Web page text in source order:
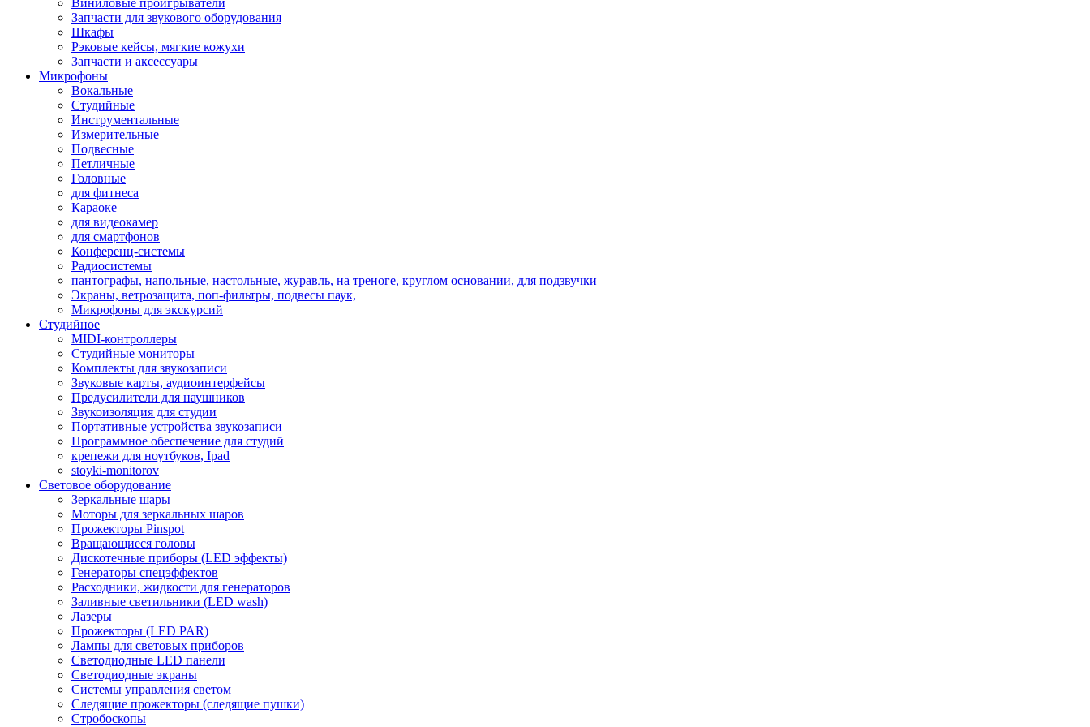
Виниловые проигрыватели
Запчасти для звукового оборудования
Шкафы
Рэковые кейсы, мягкие кожухи
Запчасти и аксессуары
Микрофоны
Вокальные
Студийные
Инструментальные
Измерительные
Подвесные
Петличные
Головные
для фитнеса
Караоке
для видеокамер
для смартфонов
Конференц-системы
Радиосистемы
пантографы, напольные, настольные, журавль, на треноге, круглом основании, для подзвучки
Экраны, ветрозащита, поп-фильтры, подвесы паук,
Микрофоны для экскурсий
Студийное
MIDI-контроллеры
Студийные мониторы
Комплекты для звукозаписи
Звуковые карты, аудиоинтерфейсы
Предусилители для наушников
Звукоизоляция для студии
Портативные устройства звукозаписи
Программное обеспечение для студий
крепежи для ноутбуков, Ipad
stoyki-monitorov
Световое оборудование
Зеркальные шары
Моторы для зеркальных шаров
Прожекторы Pinspot
Вращающиеся головы
Дискотечные приборы (LED эффекты)
Генераторы спецэффектов
Расходники, жидкости для генераторов
Заливные светильники (LED wash)
Лазеры
Прожекторы (LED PAR)
Лампы для световых приборов
Светодиодные LED панели
Светодиодные экраны
Системы управления светом
Следящие прожекторы (следящие пушки)
Стробоскопы